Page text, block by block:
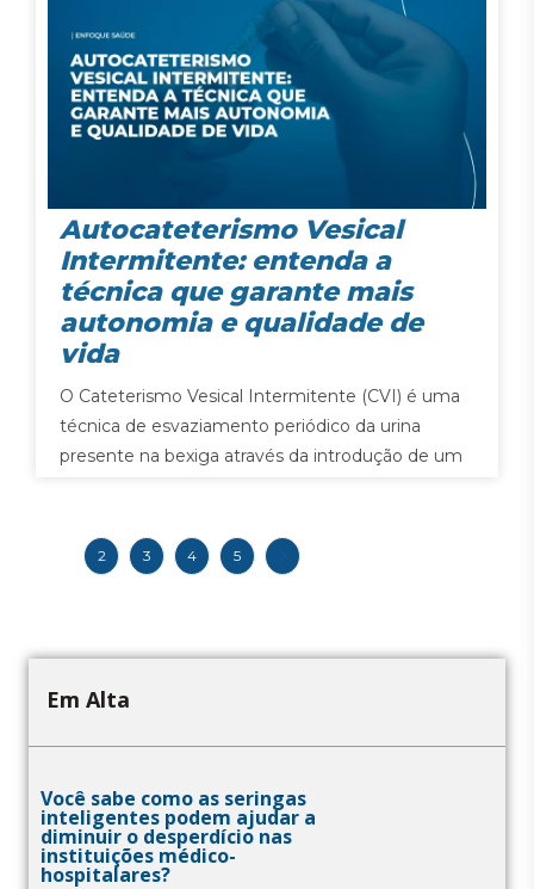
Autocateterismo Vesical
Intermitente: entenda a
técnica que garante mais
autonomia e qualidade de
vida
O Cateterismo Vesical Intermitente (CVI) é uma
técnica de esvaziamento periódico da urina
presente na bexiga através da introdução de um
diferentes complicações médicas, não
conseguem urinar ou esvaziar completamente a
2 3 4 5
Em Alta
Você sabe como as seringas
inteligentes podem ajudar a
diminuir o desperdício nas
instituições médico-
hospitalares?